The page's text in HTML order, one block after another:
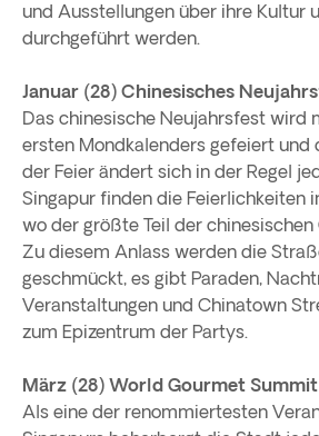
und Ausstellungen über ihre Kultur
durchgeführt werden.
Januar (28) Chinesisches
Das chinesische Neujahrsfest wird
ersten Mondkalenders gefeiert und
der Feier ändert sich in der Regel
Singapur finden die Feierlichkeiten
wo der größte Teil der
Zu diesem Anlass werden die
geschmückt, es gibt Paraden,
Veranstaltungen und Chinatown
zum Epizentrum der Partys.
März (28) World Gourmet
Als eine der renommiertesten